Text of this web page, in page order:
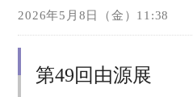
2026年5月8日（金）11:38
第49回由源展